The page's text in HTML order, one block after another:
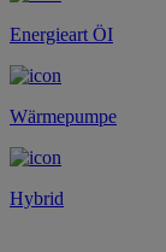
Energieart ÖI
Wärmepumpe
Hybrid